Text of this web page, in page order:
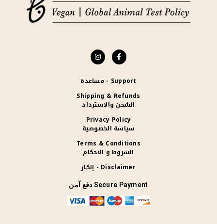
Support - مساعدة
Shipping & Refunds
الشحن والاسترداد
Privacy Policy
سياسة الخصوصية
Terms & Conditions
الشروط و الاحكام
Disclaimer - إنكار
Secure Payment دفع آمن